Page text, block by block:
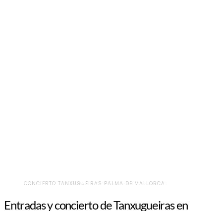
CONCIERTO TANXUGUEIRAS PALMA DE MALLORCA
Entradas y concierto de Tanxugueiras en